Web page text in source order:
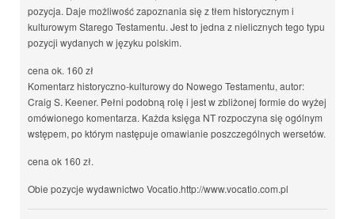
pozycja. Daje możliwość zapoznania się z tłem historycznym i
kulturowym Starego Testamentu. Jest to jedna z nielicznych tego typu
pozycji wydanych w języku polskim.
cena ok. 160 zł
Komentarz historyczno-kulturowy do Nowego Testamentu, autor:
Craig S. Keener. Pełni podobną rolę i jest w zbliżonej formie do wyżej
omówionego komentarza. Każda księga NT rozpoczyna się ogólnym
wstępem, po którym następuje omawianie poszczególnych wersetów.
cena ok 160 zł.
Obie pozycje wydawnictwo Vocatio.http://www.vocatio.com.pl